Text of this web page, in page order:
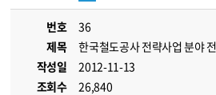
번호
36
제목
한국철도공사 전략사업 분야
작성일
2012-11-13
조회수
26,840